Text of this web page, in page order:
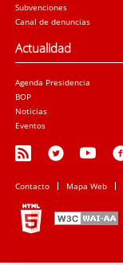
Subvenciones
Canal de denuncias
Actualidad
Agenda Presidencia
BOP
Noticias
Eventos
Contacto Mapa Web